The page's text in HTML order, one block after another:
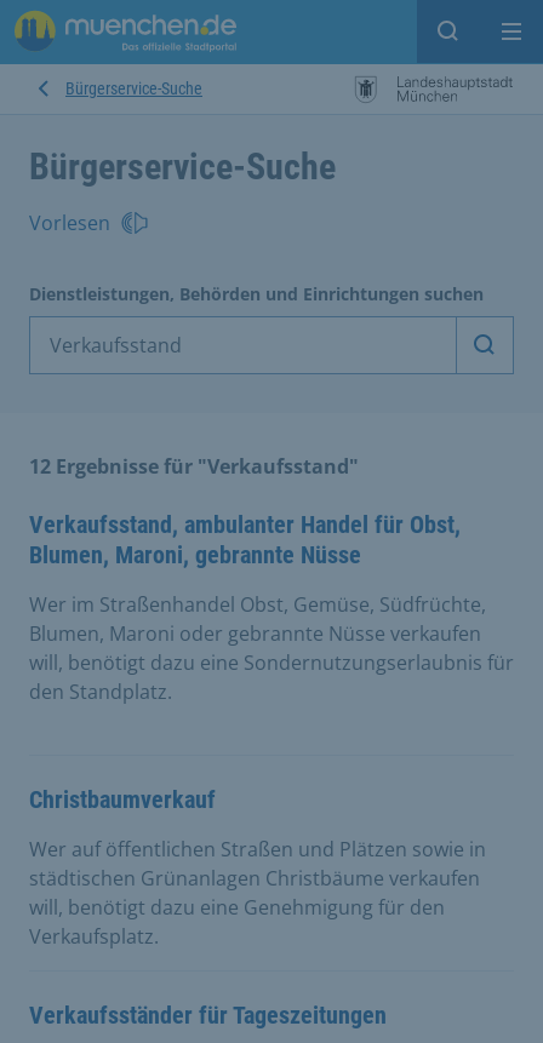
Suche
Bürgerservice-Suche
Bürgerservice-Suche
Vorlesen
Dienstleistungen, Behörden und Einrichtungen suchen
12 Ergebnisse für "Verkaufsstand"
Verkaufsstand, ambulanter Handel für Obst,
Blumen, Maroni, gebrannte Nüsse
Wer im Straßenhandel Obst, Gemüse, Südfrüchte,
Blumen, Maroni oder gebrannte Nüsse verkaufen
will, benötigt dazu eine Sondernutzungserlaubnis für
den Standplatz.
Christbaumverkauf
Wer auf öffentlichen Straßen und Plätzen sowie in
städtischen Grünanlagen Christbäume verkaufen
will, benötigt dazu eine Genehmigung für den
Verkaufsplatz.
Verkaufsständer für Tageszeitungen